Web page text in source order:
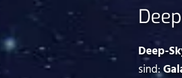
Deep-
sind: